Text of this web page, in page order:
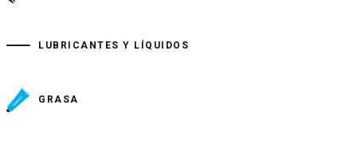
LUBRICANTES Y LÍQUIDOS
GRASA